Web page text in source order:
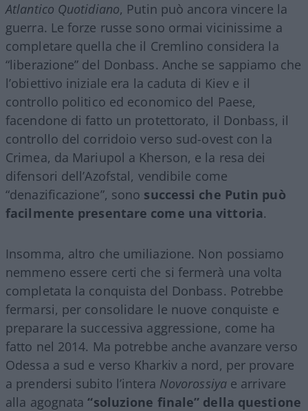
Atlantico Quotidiano, Putin può ancora vincere la
guerra. Le forze russe sono ormai vicinissime a
completare quella che il Cremlino considera la
“liberazione” del Donbass. Anche se sappiamo che
l’obiettivo iniziale era la caduta di Kiev e il
controllo politico ed economico del Paese,
facendone di fatto un protettorato, il Donbass, il
controllo del corridoio verso sud-ovest con la
Crimea, da Mariupol a Kherson, e la resa dei
difensori dell’Azofstal, vendibile come
“denazificazione”, sono successi che Putin può
facilmente presentare come una vittoria.
Insomma, altro che umiliazione. Non possiamo
nemmeno essere certi che si fermerà una volta
completata la conquista del Donbass. Potrebbe
fermarsi, per consolidare le nuove conquiste e
preparare la successiva aggressione, come ha
fatto nel 2014. Ma potrebbe anche avanzare verso
Odessa a sud e verso Kharkiv a nord, per provare
a prendersi subito l’intera Novorossiya e arrivare
alla agognata“soluzione finale” della questione